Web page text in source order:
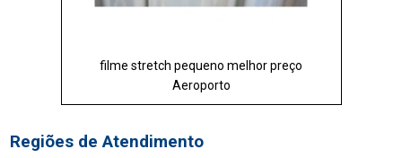
filme stretch pequeno melhor preço
Aeroporto
Regiões de Atendimento